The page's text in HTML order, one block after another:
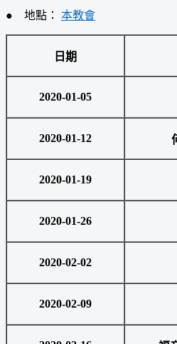
● 地點： 本教會
日期
2020-01-05
2020-01-12
2020-01-19
2020-01-26
2020-02-02
2020-02-09